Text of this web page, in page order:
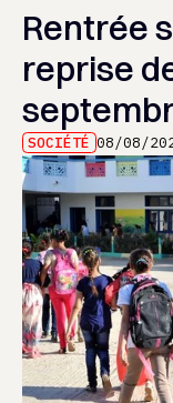
Rentrée
reprise
SOCIÉTÉ 08/08/